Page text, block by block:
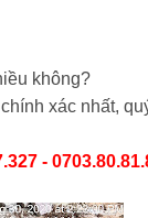
không?
chính xác nhất,
-